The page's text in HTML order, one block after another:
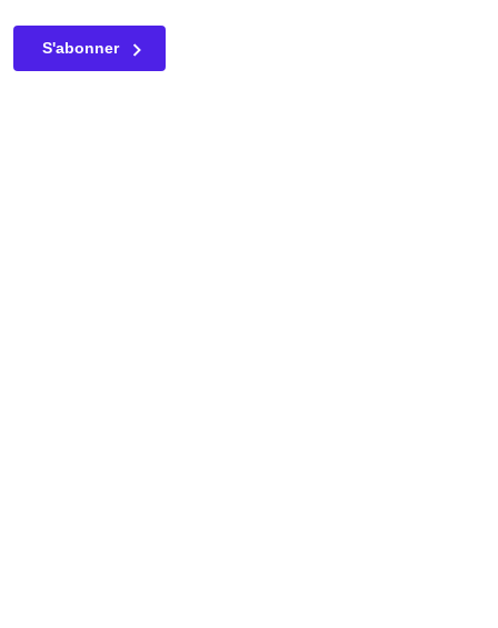
Ce champ n’est utilisé qu’à des fins de validation et
S'abonner